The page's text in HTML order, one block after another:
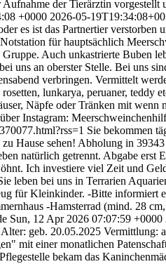
der Tierärztin vorgestellt
+0000 2026-05-
es ist das Partnertier verstorben
für hauptsächlich
Auch unkastrierte Buben
uns an oberster Stelle. Bei uns
verbringen. Vermittelt
lunkarya, peruaner, teddy
Näpfe oder Tränken mit wenn
Instagram:
Sie bekommen
Hause sehen! Abholung in
natürlich getrennt. Abgabe erst
Ich investiere viel Zeit und
leben bei uns in Terrarien
für Kleinkinder. -Bitte informiert
-Hamsterrad (mind. 28
Sun, 12 Apr 2026 07:07:59 +0000
geb. 20.05.2025 Vermittlung:
mit einer monatlichen
bekam das